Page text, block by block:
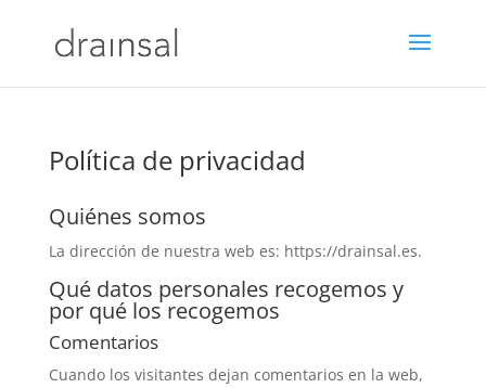
Política de privacidad
Quiénes somos
La dirección de nuestra web es: https://drainsal.es.
Qué datos personales recogemos y
por qué los recogemos
Comentarios
Cuando los visitantes dejan comentarios en la web,